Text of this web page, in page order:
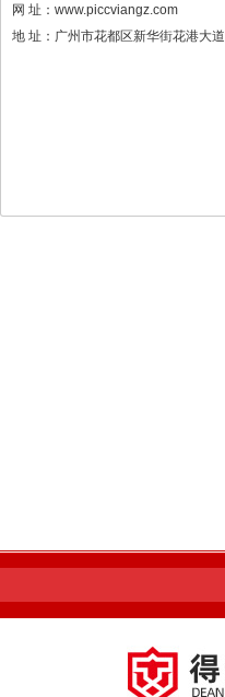
网 址： www.piccviangz.com
地 址：广州市花都区新华街花港大道